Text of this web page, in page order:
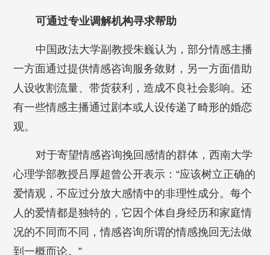
可通过专业调解机构寻求帮助
中国政法大学副教授朱巍认为，部分情感主播
一方面通过提供情感咨询服务敛财，另一方面借助
人设收割流量、带货获利，造成不良社会影响。还
有一些情感主播通过剧本或人设传递了畸形的婚恋
观。
对于寄望情感咨询挽回感情的群体，西南大学
心理学部教授吕厚超曾公开表示：“应该树立正确的
爱情观，不应过分放大感情中的非理性成分。每个
人的爱情都是独特的，它因个体自身经历和家庭情
况的不同而不同，情感咨询所谓的情感挽回无法做
到一概而论。”